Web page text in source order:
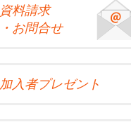
資料請求
・お問合せ
加入者プレゼント